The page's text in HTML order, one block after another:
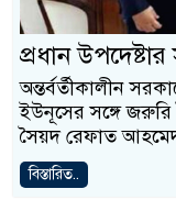
প্রধান
অন্তর্বর্তীকালীন
ইউনূসের সঙ্গে জরুরি
সৈয়দ রেফাত
বিস্তারিত..